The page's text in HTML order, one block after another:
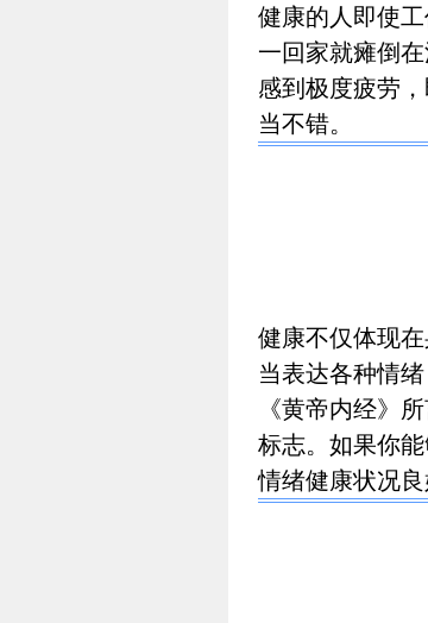
健康的人即使
一回家就瘫倒
感到极度疲劳
当不错。
健康不仅体现
当表达各种情
《黄帝内经》
标志。如果你
情绪健康状况良